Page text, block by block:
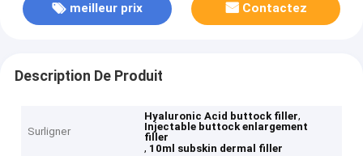
meilleur prix Contactez
Description De Produit
Surligner
Hyaluronic Acid buttock filler,
Injectable buttock enlargement
filler
, 10ml subskin dermal filler